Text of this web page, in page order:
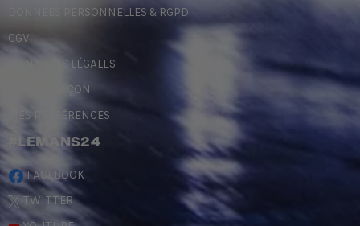
DONNÉES PERSONNELLES & RGPD
CGV
MENTIONS LÉGALES
CONTREFAÇON
MES PRÉFÉRENCES
#LEMANS24
FACEBOOK
TWITTER